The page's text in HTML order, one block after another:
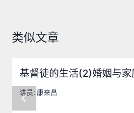
类似文章
基督徒的生活(2)婚姻与家
讲员: 康来昌